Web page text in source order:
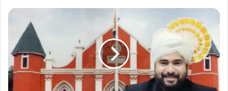
स
न
वा
ह
फ
म
धी
ल
शा